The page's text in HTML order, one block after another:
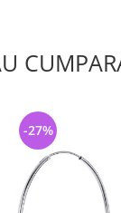
-27%